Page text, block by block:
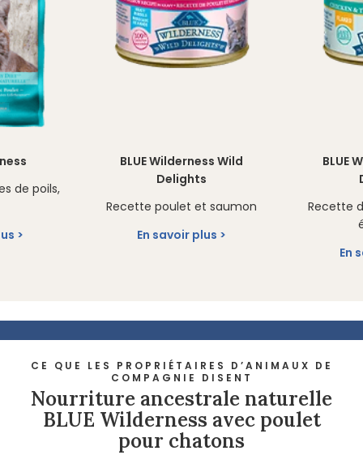
de poils,
BLUE Wilderness Wild
Delights
Recette poulet et saumon
En savoir plus
BLUE
Recette
En
CE QUE LES PROPRIÉTAIRES D’ANIMAUX DE
COMPAGNIE DISENT
Nourriture ancestrale naturelle
BLUE Wilderness avec poulet
pour chatons